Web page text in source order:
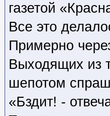
газетой
Все это
Примерно
Выходящих из
шепотом
«Бздит! -